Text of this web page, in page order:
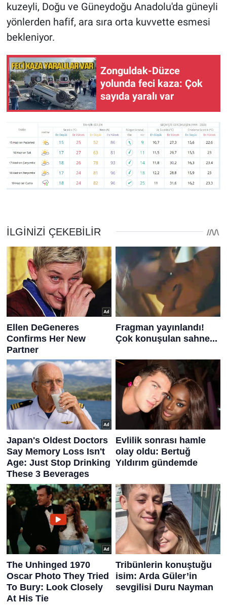
kuzeyli, Doğu ve Güneydoğu Anadolu'da güneyli
yönlerden hafif, ara sıra orta kuvvette esmesi
bekleniyor.
Zonguldak-Düzce
yolunda feci kaza: Çok
sayıda yaralı var